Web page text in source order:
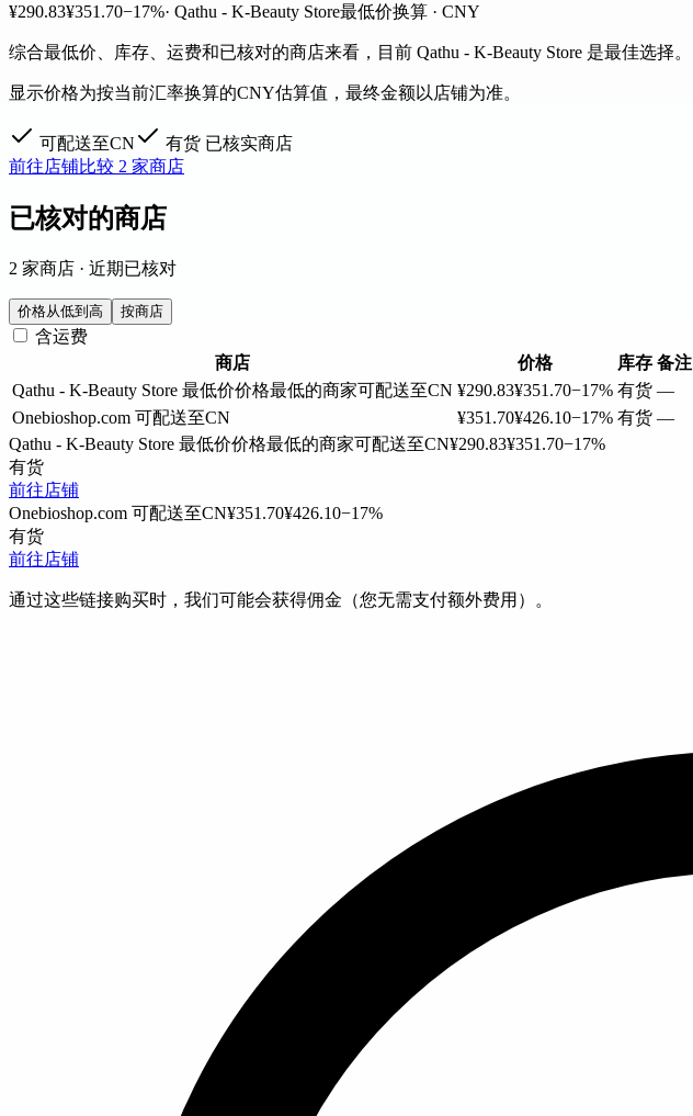
¥290.83¥351.70−17%· Qathu - K-Beauty Store最低价换算 · CNY
综合最低价、库存、运费和已核对的商店来看，目前 Qathu - K-Beauty Store 是最佳选择。
显示价格为按当前汇率换算的CNY估算值，最终金额以店铺为准。
可配送至CN 有货 已核实商店
前往店铺比较 2 家商店
已核对的商店
2 家商店 · 近期已核对
价格从低到高 按商店
含运费
商店
价格 库存 备注
Qathu - K-Beauty Store 最低价价格最低的商家可配送至CN ¥290.83¥351.70−17% 有货 —
Onebioshop.com 可配送至CN ¥351.70¥426.10−17% 有货 —
Qathu - K-Beauty Store 最低价价格最低的商家可配送至CN¥290.83¥351.70−17%
有货
前往店铺
Onebioshop.com 可配送至CN¥351.70¥426.10−17%
有货
前往店铺
通过这些链接购买时，我们可能会获得佣金（您无需支付额外费用）。